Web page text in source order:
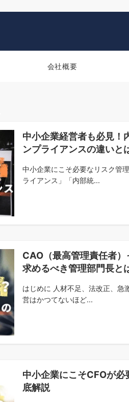
会社概要
中小企業経営者も必見！
ンプライアンスの違いと
中小企業にこそ必要なリスク管
ライアンス」「内部統...
CAO（最高管理責任者
求めるべき管理部門長と
はじめに 人材不足、法改正、
営はかつてないほど...
中小企業にこそCFOが必
底解説